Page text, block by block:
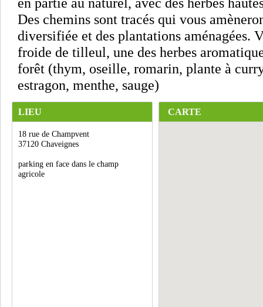
Des chemins sont tracés qui vous
diversifiée et des plantations aménagées.
froide de tilleul, une des herbes
forêt (thym, oseille, romarin, plante à
estragon, menthe, sauge)
LIEU
18 rue de Champvent
37120 Chaveignes
parking en face dans le champ
agricole
CARTE